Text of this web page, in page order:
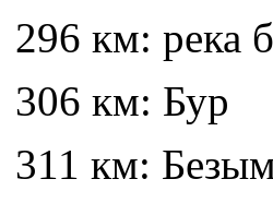
296 км: река
306 км: Бур
311 км: